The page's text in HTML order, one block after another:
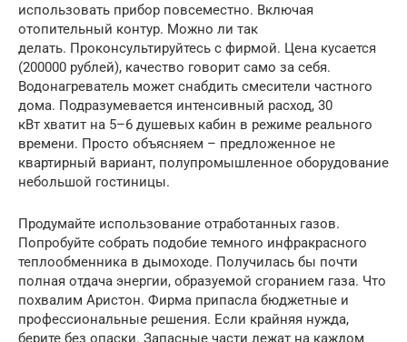
использовать прибор повсеместно. Включая
отопительный контур. Можно ли так
делать. Проконсультируйтесь с фирмой. Цена кусается
(200000 рублей), качество говорит само за себя.
Водонагреватель может снабдить смесители частного
дома. Подразумевается интенсивный расход, 30
кВт хватит на 5–6 душевых кабин в режиме реального
времени. Просто объясняем – предложенное не
квартирный вариант, полупромышленное оборудование
небольшой гостиницы.
Продумайте использование отработанных газов.
Попробуйте собрать подобие темного инфракрасного
теплообменника в дымоходе. Получилась бы почти
полная отдача энергии, образуемой сгоранием газа. Что
похвалим Аристон. Фирма припасла бюджетные и
профессиональные решения. Если крайняя нужда,
берите без опаски. Запасные части лежат на каждом